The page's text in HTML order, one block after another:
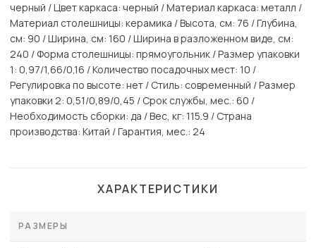
черный / Цвет каркаса: черный / Материал каркаса: металл /
Материал столешницы: керамика / Высота, см: 76 / Глубина,
см: 90 / Ширина, см: 160 / Ширина в разложенном виде, см:
240 / Форма столешницы: прямоугольник / Размер упаковки
1: 0,97/1,66/0,16 / Количество посадочных мест: 10 /
Регулировка по высоте: нет / Стиль: современный / Размер
упаковки 2: 0,51/0,89/0,45 / Срок службы, мес.: 60 /
Необходимость сборки: да / Вес, кг: 115.9 / Страна
производства: Китай / Гарантия, мес.: 24
ХАРАКТЕРИСТИКИ
РАЗМЕРЫ